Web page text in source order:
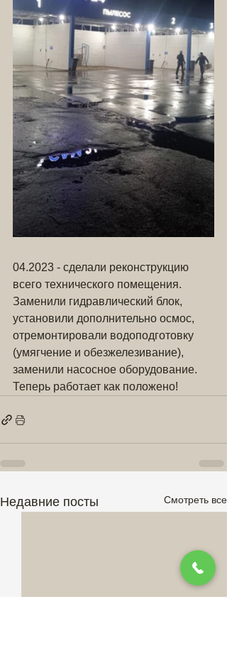
04.2023 - сделали реконструкцию
всего технического помещения.
Заменили гидравлический блок,
установили дополнительно осмос,
отремонтировали водоподготовку
(умягчение и обезжелезивание),
заменили насосное оборудование.
Теперь работает как положено!
Недавние посты Смотреть все